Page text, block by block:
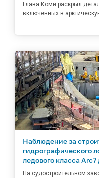
Глава Коми раскрыл
включённых в
Наблюдение за
гидрографического
ледового класса
На судостроительном